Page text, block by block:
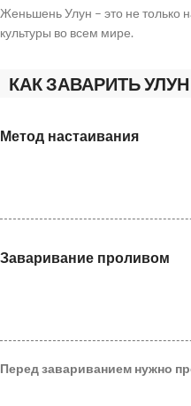
Женьшень Улун – это не только
культуры во всем мире.
КАК ЗАВАРИТЬ УЛУН
Метод настаивания
Заваривание проливом
Перед завариванием нужно